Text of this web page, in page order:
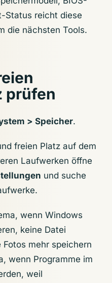
Status reicht diese
die nächsten Tools.
prüfen
> Speicher.
freien Platz auf dem
Laufwerken öffne
und suche
wenn Windows
keine Datei
mehr speichern
wenn Programme im
weil